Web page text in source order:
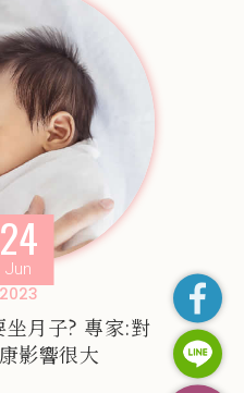
24
Jun
2023
月子? 專家:對
影響很大